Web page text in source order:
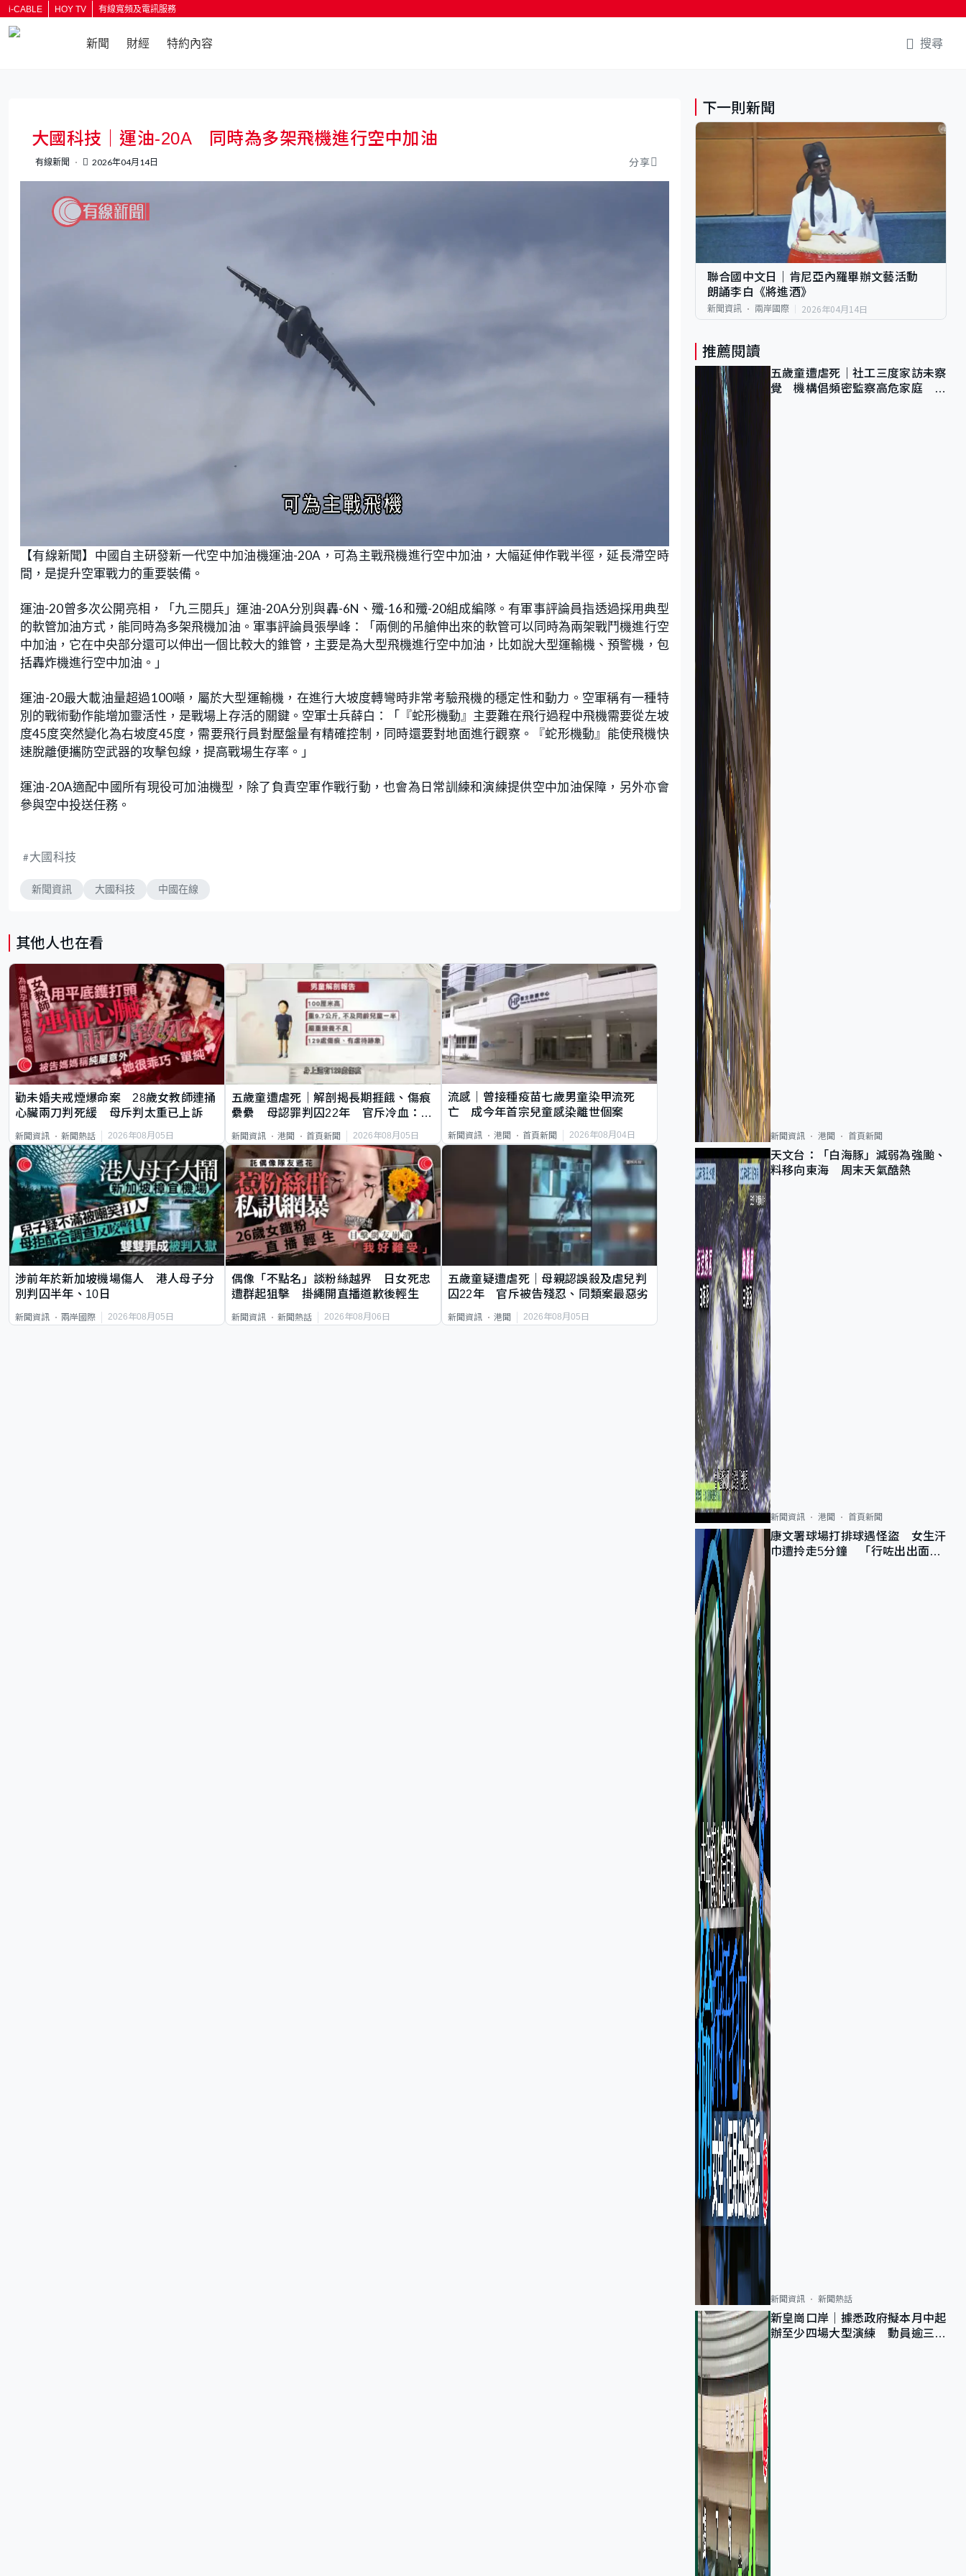
i-CABLE HOY TV 有線寬頻及電訊服務
新聞 財經 特約內容 搜尋
大國科技｜運油-20A 同時為多架飛機進行空中加油
有線新聞 2026年04月14日 分享
n
m
u
t
e
a
d
d
:
.
1
3
%
【有線新聞】中國自主研發新一代空中加油機運油-20A，可為主戰飛機進行空中加油，大幅延伸作戰半徑，延長滯空時
間，是提升空軍戰力的重要裝備。
運油-20曾多次公開亮相，「九三閱兵」運油-20A分別與轟-6N、殲-16和殲-20組成編隊。有軍事評論員指透過採用典型
的軟管加油方式，能同時為多架飛機加油。軍事評論員張學峰：「兩側的吊艙伸出來的軟管可以同時為兩架戰鬥機進行空
中加油，它在中央部分還可以伸出一個比較大的錐管，主要是為大型飛機進行空中加油，比如說大型運輸機、預警機，包
括轟炸機進行空中加油。」
運油-20最大載油量超過100噸，屬於大型運輸機，在進行大坡度轉彎時非常考驗飛機的穩定性和動力。空軍稱有一種特
別的戰術動作能增加靈活性，是戰場上存活的關鍵。空軍士兵薛白：「『蛇形機動』主要難在飛行過程中飛機需要從左坡
度45度突然變化為右坡度45度，需要飛行員對壓盤量有精確控制，同時還要對地面進行觀察。『蛇形機動』能使飛機快
速脫離便攜防空武器的攻擊包線，提高戰場生存率。」
運油-20A適配中國所有現役可加油機型，除了負責空軍作戰行動，也會為日常訓練和演練提供空中加油保障，另外亦會
參與空中投送任務。
大國科技
新聞資訊 大國科技 中國在線
其他人也在看
勸未婚夫戒煙爆命案 28歲女教師連捅
心臟兩刀判死緩 母斥判太重已上訴
新聞資訊 新聞熱話 2026年08月05日
五歲童遭虐死｜解剖揭長期捱餓、傷痕
纍纍 母認罪判囚22年 官斥冷血：同
新聞資訊 港聞 首頁新聞 2026年08月05日
流感｜曾接種疫苗七歲男童染甲流死
亡 成今年首宗兒童感染離世個案
新聞資訊 港聞 首頁新聞 2026年08月04日
涉前年於新加坡機場傷人 港人母子分
別判囚半年、10日
新聞資訊 兩岸國際 2026年08月05日
偶像「不點名」談粉絲越界 日女死忠
遭群起狙擊 掛繩開直播道歉後輕生
新聞資訊 新聞熱話 2026年08月06日
五歲童疑遭虐死｜母親認誤殺及虐兒判
囚22年 官斥被告殘忍、同類案最惡劣
新聞資訊 港聞 2026年08月05日
下一則新聞
聯合國中文日｜肯尼亞內羅畢辦文藝活動
朗誦李白《將進酒》
新聞資訊 兩岸國際 2026年04月14日
推薦閱讀
五歲童遭虐死｜社工三度家訪未察
覺 機構倡頻密監察高危家庭 管
新聞資訊 港聞 首頁新聞
天文台：「白海豚」減弱為強颱、
料移向東海 周末天氣酷熱
新聞資訊 港聞 首頁新聞
康文署球場打排球遇怪盜 女生汗
巾遭拎走5分鐘 「行咗出出面唔
新聞資訊 新聞熱話
新皇崗口岸｜據悉政府擬本月中起
辦至少四場大型演練 動員逾三萬